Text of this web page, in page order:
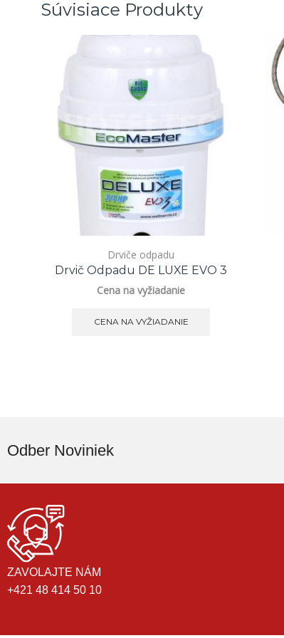
Súvisiace Produkty
Drviče odpadu
Drvič Odpadu DE LUXE EVO 3
Cena na vyžiadanie
CENA NA VYŽIADANIE
Odber Noviniek
ZAVOLAJTE NÁM
+421 48 414 50 10